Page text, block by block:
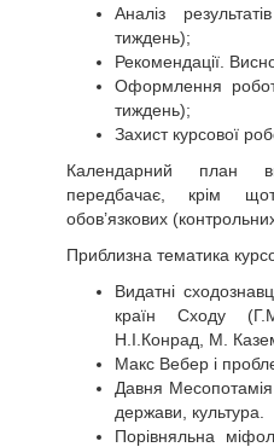
Аналіз
тиждень);
Рекомендації.
Оформлення
тиждень);
Захист курсової
Календарний план
передбачає, крім
обов’язкових
Приблизна тематика
Видатні
країн Сходу
Н.І.Конрад, М.
Макс Вебер і
Давня
держави, культура.
Порівняльна